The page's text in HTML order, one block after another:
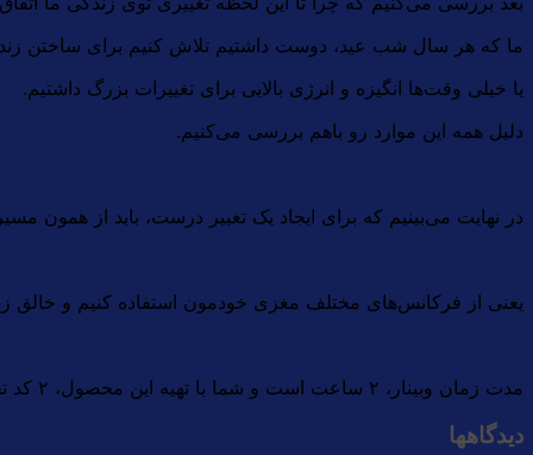
ما که هر سال شب عید، دوست داشتیم تلاش کنیم برای ساختن
یا خیلی وقت‌ها انگیزه و انرژی بالایی برای تغییرات بزرگ داشتیم.
دلیل همه این موارد رو باهم بررسی می‌کنیم.
در نهایت می‌بینیم که برای ایجاد یک تغییر درست، باید از همون
یعنی از فرکانس‌های مختلف مغزی خودمون استفاده کنیم و خالق
مدت زمان وبینار، ۲ ساعت است و شما با تهیه این محصول، ۲ کد تخفیف برای شرکت در دوره‌های مدیتیشن و مپ ثروت رو به عنوان هدیه دریافت می‌کنید.
دیدگاهها